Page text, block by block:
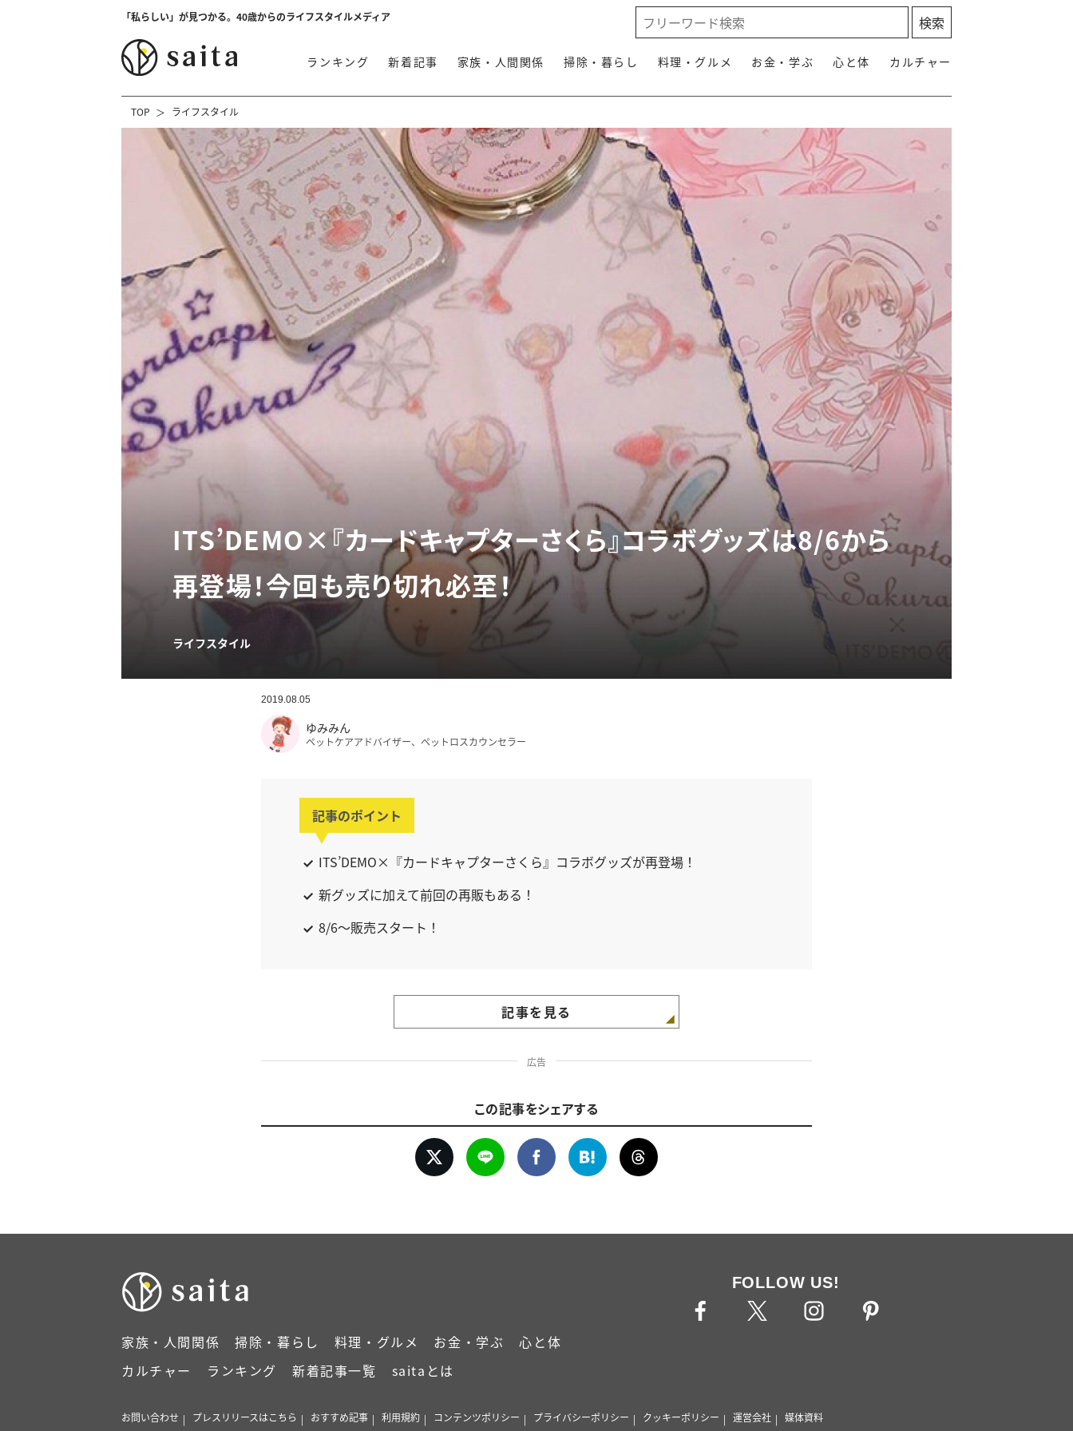
「私らしい」が見つかる。40歳からのライフスタイルメディア
ランキング 新着記事 家族・人間関係 掃除・暮らし 料理・グルメ お金・学ぶ 心と体 カルチャー
TOP ライフスタイル
ITS’DEMO×『カードキャプターさくら』コラボグッズは8/6から
再登場！今回も売り切れ必至！
ライフスタイル
2019.08.05
ゆみみん
ペットケアアドバイザー、ペットロスカウンセラー
記事のポイント
ITS’DEMO×『カードキャプターさくら』コラボグッズが再登場！
新グッズに加えて前回の再販もある！
8/6～販売スタート！
記事を見る
広告
この記事をシェアする
家族・人間関係 掃除・暮らし 料理・グルメ お金・学ぶ
心と体
カルチャー
ランキング 新着記事一覧 saitaとは
FOLLOW US!
お問い合わせ プレスリリースはこちら おすすめ記事 利用規約 コンテンツポリシー プライバシーポリシー クッキーポリシー 運営会社 媒体資料